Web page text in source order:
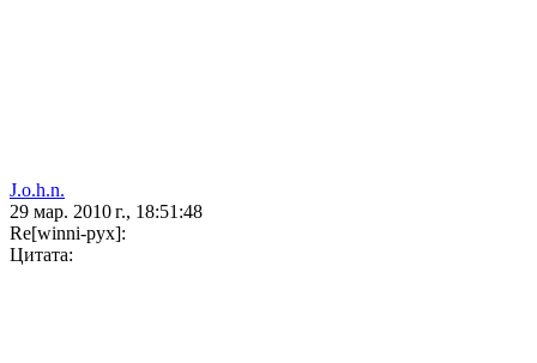
J.o.h.n.
29 мар. 2010 г., 18:51:48
Re[winni-pyx]:
Цитата: